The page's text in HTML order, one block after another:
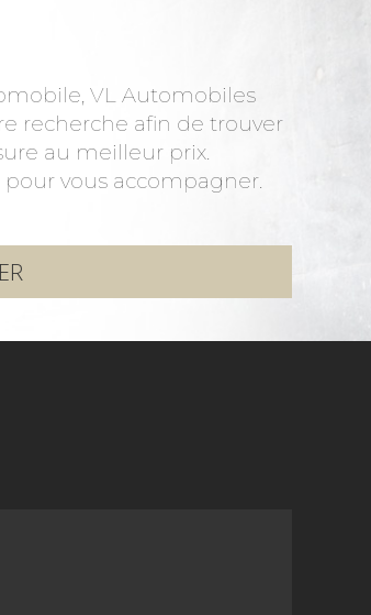
VL Automobiles
recherche afin de trouver
au meilleur prix.
vous accompagner.